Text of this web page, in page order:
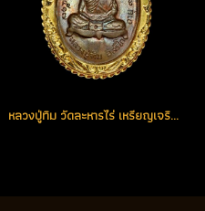
หลวงปู่ทิม วัดละหารไร่ เหรียญเจริญพรบน กรรมการ ตัว ท.โค้ดพิเศษ สวยแชมป์ (ขายแล้ว)